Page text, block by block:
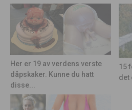
Her er 19 av verdens verste
dåpskaker. Kunne du hatt
disse...
15
det